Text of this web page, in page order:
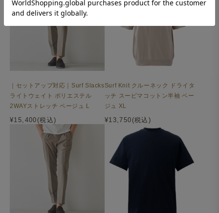
｜セットアップ対応｜Surf Slacks
ライトウェイト ポリエステル
2WAYストレッチ ベージュ L
¥15,400(税込)
Surf Knit クルーネック ドライタ
ッチ スーピマコットン半袖 ベー
ジュ XL
¥13,750(税込)